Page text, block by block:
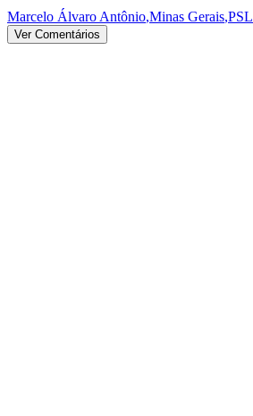
Marcelo Álvaro Antônio,Minas Gerais,PSL
Ver Comentários